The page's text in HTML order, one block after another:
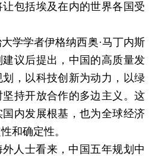
包括埃及在内的世界各国受
学学者伊格纳西奥·马丁内斯
议后提出，中国的高质量发
，以科技创新为动力，以绿
持开放合作的多边主义。这
内发展根基，也为全球经济
和确定性。
人士看来，中国五年规划中